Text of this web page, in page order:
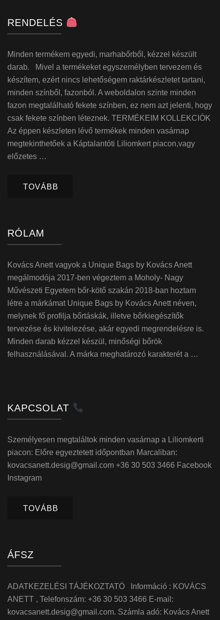
RENDELÉS
Minden termékem egyedi, marhabőrből, kézzel készült
darab. Mivel a termékeket egyszemélyben tervezem és
készítem, ezért nincs lehetőségem raktárkészletet tartani,
minden színből, fazonból. A weboldalon szinte minden
fazon megtalálható fekete színben, ez nem azt jelenti, hogy
csak fekete színben léteznek. TERMÉKEIM KOLLEKCIÓK
Az éppen készleten lévő termékek minden vasárnap
megtekinthetőek a Káptalantóti Liliomkert piacon,vagy
előzetes …
TOVÁBB
RÓLAM
Kovács Anett vagyok a Unique Bags by Kovács Anett
megálmodója 2017-ben végeztem a Moholy- Nagy
Művészeti Egyetem bőr-kötő szakán 2018-ban hoztam
létre a márkámat Unique Bags by Kovács Anett néven,
melynek fő profilja bőrtáskák, illetve bőrkiegészítők
tervezése és kivitelezése, akár egyedi megrendelésre is.
Minden darab kézzel készül, minőségi bőrök
felhasználásával. A márka meghatározó karakterét a …
KAPCSOLAT
Személyesen megtaláltok minden vasárnap a Liliomkerti
piacon: Előre egyeztetett időpontban Marcaliban:
kovacsanett.desig@gmail.com +36 30 503 3466 Facebook
Instagram
TOVÁBB
ÁFSZ
ADATKEZELÉSI TÁJÉKOZTATÓ Információ : KOVÁCS
ANETT , Telefonszám: +36 30 503 3466 E-mail:
kovacsanett.desig@gmail.com. Számla adó: Kovács Anett